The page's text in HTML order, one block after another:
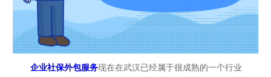
企业社保外包服务现在在武汉已经属于很成熟的一个行业